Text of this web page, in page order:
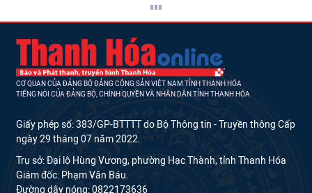
CƠ QUAN CỦA ĐẢNG BỘ ĐẢNG CỘNG SẢN VIỆT NAM TỈNH THANH HÓA
TIẾNG NÓI CỦA ĐẢNG BỘ, CHÍNH QUYỀN VÀ NHÂN DÂN TỈNH THANH HÓA
Giấy phép số: 383/GP-BTTTT do Bộ Thông tin - Truyền thông Cấp
ngày 29 tháng 07 năm 2022.
Trụ sở: Đại lộ Hùng Vương, phường Hạc Thành, tỉnh Thanh Hóa
Giám đốc: Phạm Văn Báu.
Đường dây nóng: 0822173636